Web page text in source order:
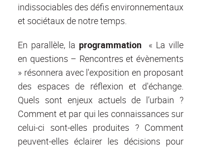
indissociables des défis environnementaux
et sociétaux de notre temps.
En parallèle, la programmation « La ville
en questions – Rencontres et évènements
» résonnera avec l'exposition en proposant
des espaces de réflexion et d'échange.
Quels sont enjeux actuels de l’urbain ?
Comment et par qui les connaissances sur
celui-ci sont-elles produites ? Comment
peuvent-elles éclairer les décisions pour